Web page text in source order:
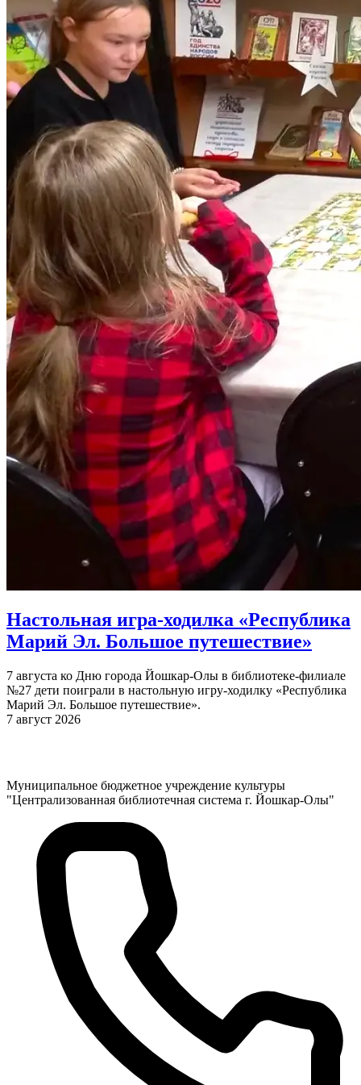
Настольная игра-ходилка «Республика
Марий Эл. Большое путешествие»
7 августа ко Дню города Йошкар-Олы в библиотеке-филиале
№27 дети поиграли в настольную игру-ходилку «Республика
Марий Эл. Большое путешествие».
7 август 2026
Муниципальное бюджетное учреждение культуры
"Централизованная библиотечная система г. Йошкар-Олы"